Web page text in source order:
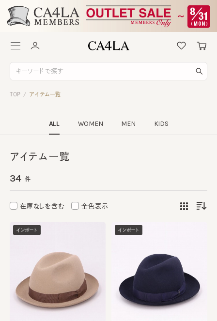
TOP / アイテム一覧
ALL WOMEN MEN KIDS
アイテム一覧
34 件
在庫なしを含む 全色表示
インポート インポート